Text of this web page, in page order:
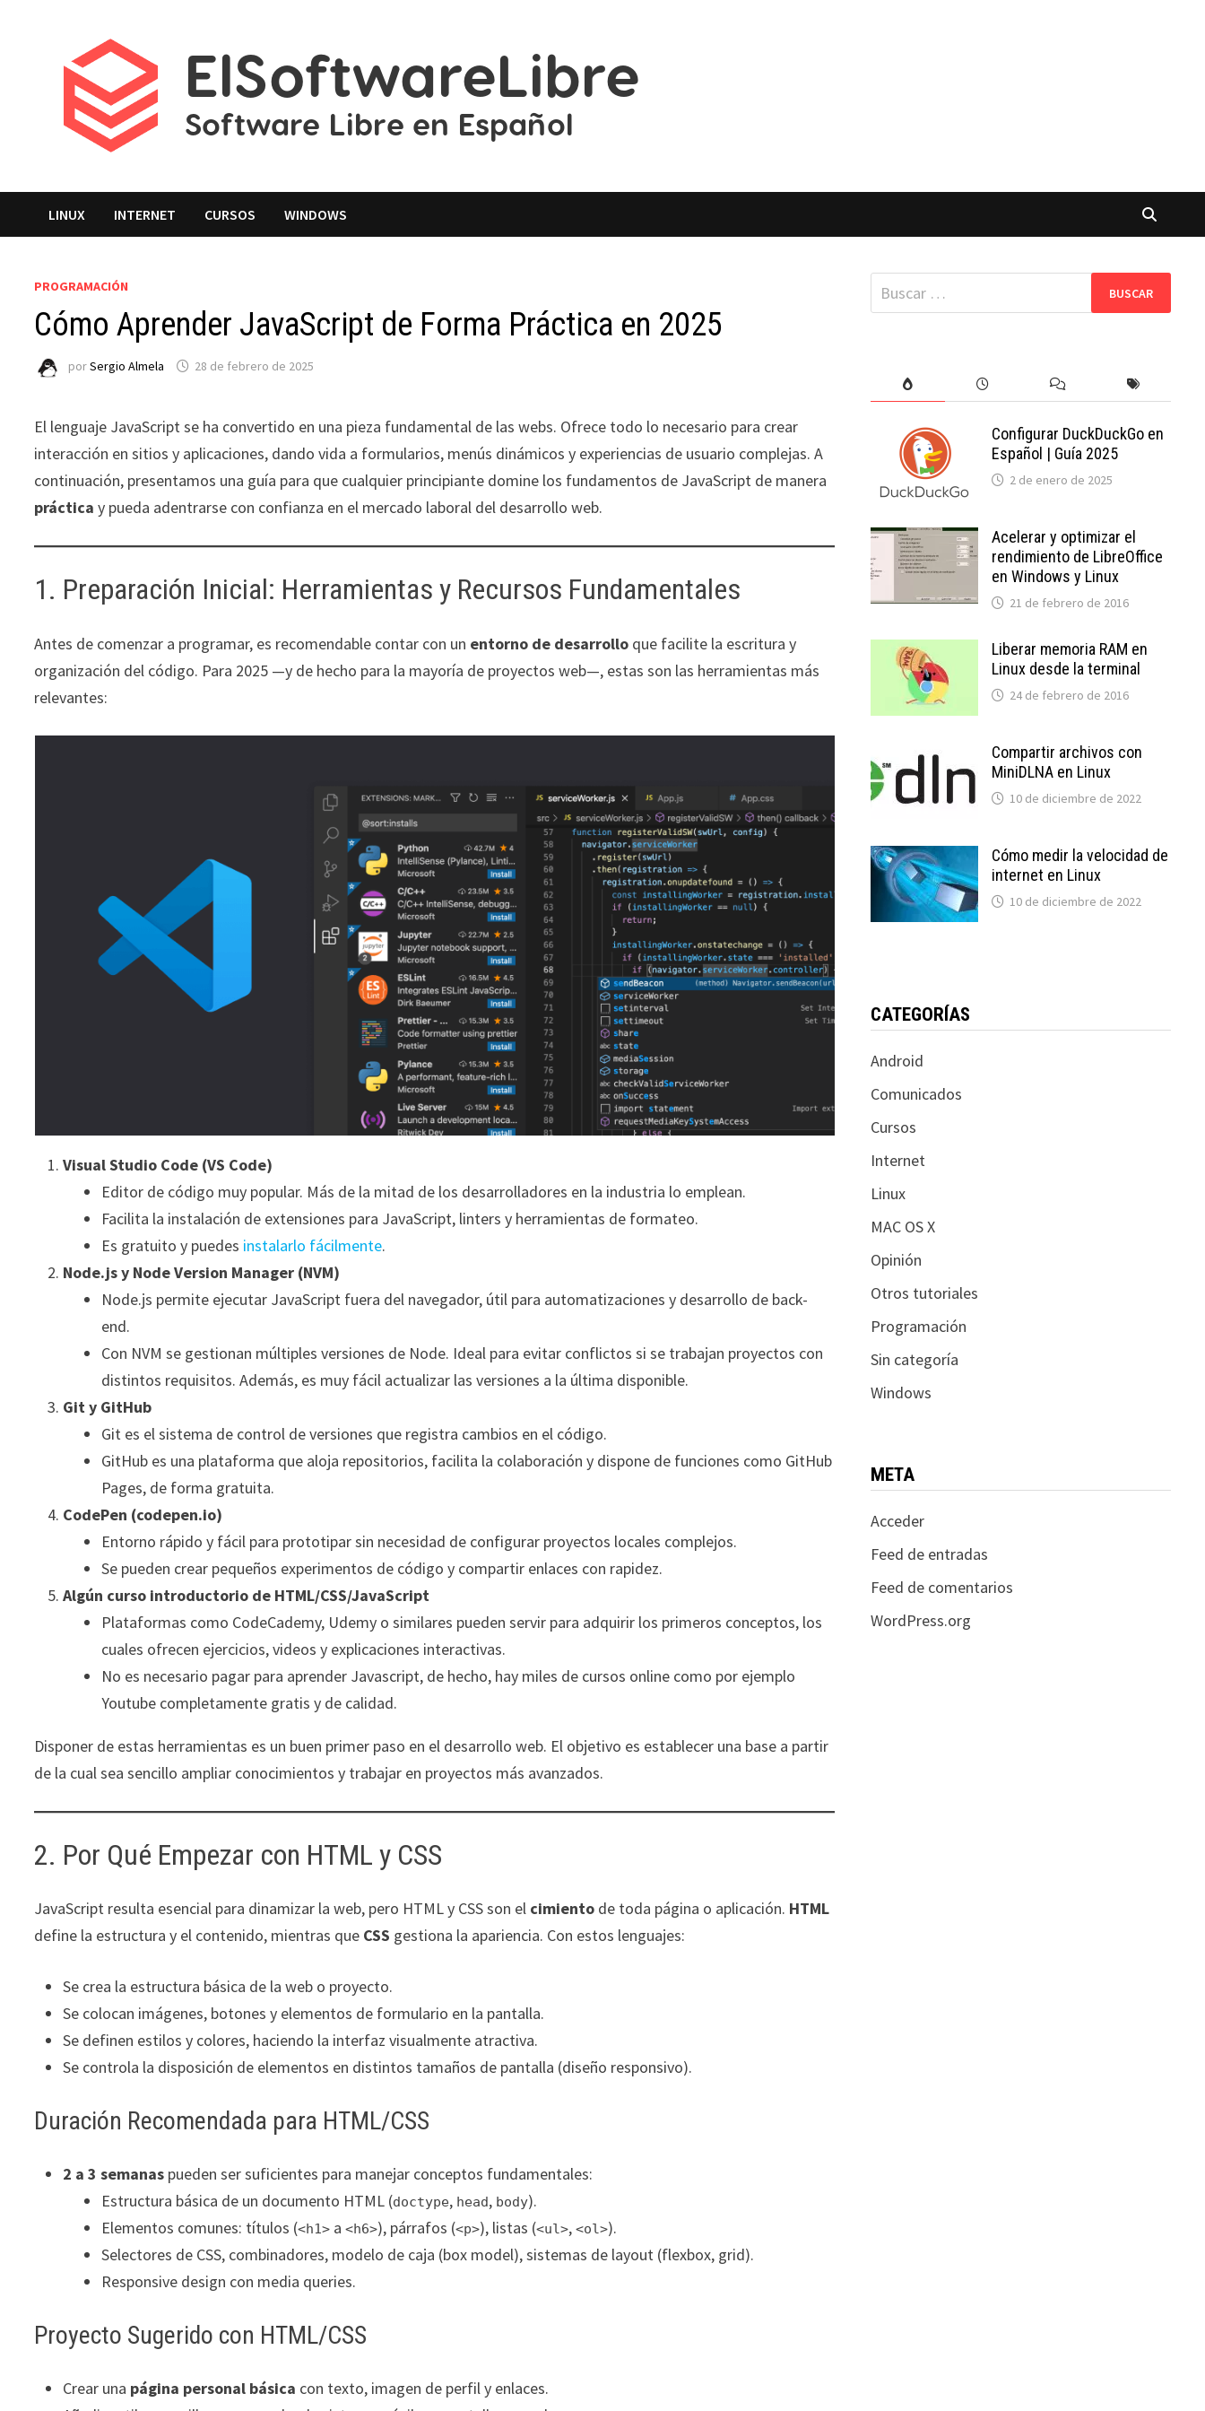
LINUX INTERNET CURSOS WINDOWS
PROGRAMACIÓN
Cómo Aprender JavaScript de Forma Práctica en 2025
porSergio Almela 28 de febrero de 2025
El lenguaje JavaScript se ha convertido en una pieza fundamental de las webs. Ofrece todo lo necesario para crear
interacción en sitios y aplicaciones, dando vida a formularios, menús dinámicos y experiencias de usuario complejas. A
continuación, presentamos una guía para que cualquier principiante domine los fundamentos de JavaScript de manera
práctica y pueda adentrarse con confianza en el mercado laboral del desarrollo web.
1. Preparación Inicial: Herramientas y Recursos Fundamentales
Antes de comenzar a programar, es recomendable contar con un entorno de desarrollo que facilite la escritura y
organización del código. Para 2025 —y de hecho para la mayoría de proyectos web—, estas son las herramientas más
relevantes:
Visual Studio Code (VS Code)
Editor de código muy popular. Más de la mitad de los desarrolladores en la industria lo emplean.
Facilita la instalación de extensiones para JavaScript, linters y herramientas de formateo.
Es gratuito y puedes instalarlo fácilmente.
Node.js y Node Version Manager (NVM)
Node.js permite ejecutar JavaScript fuera del navegador, útil para automatizaciones y desarrollo de back-
end.
Con NVM se gestionan múltiples versiones de Node. Ideal para evitar conflictos si se trabajan proyectos con
distintos requisitos. Además, es muy fácil actualizar las versiones a la última disponible.
Git y GitHub
Git es el sistema de control de versiones que registra cambios en el código.
GitHub es una plataforma que aloja repositorios, facilita la colaboración y dispone de funciones como GitHub
Pages, de forma gratuita.
CodePen (codepen.io)
Entorno rápido y fácil para prototipar sin necesidad de configurar proyectos locales complejos.
Se pueden crear pequeños experimentos de código y compartir enlaces con rapidez.
Algún curso introductorio de HTML/CSS/JavaScript
Plataformas como CodeCademy, Udemy o similares pueden servir para adquirir los primeros conceptos, los
cuales ofrecen ejercicios, videos y explicaciones interactivas.
No es necesario pagar para aprender Javascript, de hecho, hay miles de cursos online como por ejemplo
Youtube completamente gratis y de calidad.
Disponer de estas herramientas es un buen primer paso en el desarrollo web. El objetivo es establecer una base a partir
de la cual sea sencillo ampliar conocimientos y trabajar en proyectos más avanzados.
2. Por Qué Empezar con HTML y CSS
JavaScript resulta esencial para dinamizar la web, pero HTML y CSS son el cimiento de toda página o aplicación. HTML
define la estructura y el contenido, mientras que CSS gestiona la apariencia. Con estos lenguajes:
Se crea la estructura básica de la web o proyecto.
Se colocan imágenes, botones y elementos de formulario en la pantalla.
Se definen estilos y colores, haciendo la interfaz visualmente atractiva.
Se controla la disposición de elementos en distintos tamaños de pantalla (diseño responsivo).
Duración Recomendada para HTML/CSS
2 a 3 semanas pueden ser suficientes para manejar conceptos fundamentales:
Estructura básica de un documento HTML (doctype, head, body).
Elementos comunes: títulos (<h1> a<h6>), párrafos (<p>), listas (<ul>,<ol>).
Selectores de CSS, combinadores, modelo de caja (box model), sistemas de layout (flexbox, grid).
Responsive design con media queries.
Proyecto Sugerido con HTML/CSS
Crear una página personal básica con texto, imagen de perfil y enlaces.
Buscar:
Configurar DuckDuckGo en
Español | Guía 2025
2 de enero de 2025
Acelerar y optimizar el
rendimiento de LibreOffice
en Windows y Linux
21 de febrero de 2016
Liberar memoria RAM en
Linux desde la terminal
24 de febrero de 2016
Compartir archivos con
MiniDLNA en Linux
10 de diciembre de 2022
Cómo medir la velocidad de
internet en Linux
10 de diciembre de 2022
CATEGORÍAS
Android
Comunicados
Cursos
Internet
Linux
MAC OS X
Opinión
Otros tutoriales
Programación
Sin categoría
Windows
META
Acceder
Feed de entradas
Feed de comentarios
WordPress.org